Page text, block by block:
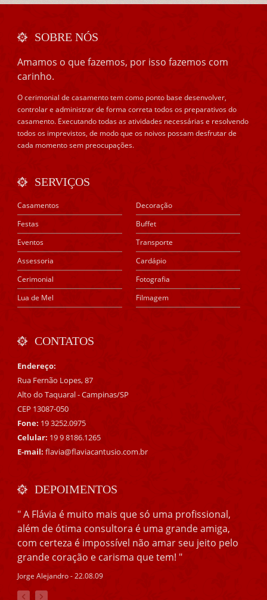
SOBRE NÓS
Amamos o que fazemos, por isso fazemos com
carinho.
O cerimonial de casamento tem como ponto base desenvolver,
controlar e administrar de forma correta todos os preparativos do
casamento. Executando todas as atividades necessárias e resolvendo
todos os imprevistos, de modo que os noivos possam desfrutar de
cada momento sem preocupações.
SERVIÇOS
Casamentos
Festas
Eventos
Assessoria
Cerimonial
Lua de Mel
Decoração
Buffet
Transporte
Cardápio
Fotografia
Filmagem
CONTATOS
Endereço:
Rua Fernão Lopes, 87
Alto do Taquaral - Campinas/SP
CEP 13087-050
Fone: 19 3252.0975
Celular: 19 9 8186.1265
E-mail: flavia@flaviacantusio.com.br
DEPOIMENTOS
" A Flávia é muito mais que só uma profissional,
além de ótima consultora é uma grande amiga,
com certeza é impossível não amar seu jeito pelo
grande coração e carisma que tem! "
Jorge Alejandro - 22.08.09